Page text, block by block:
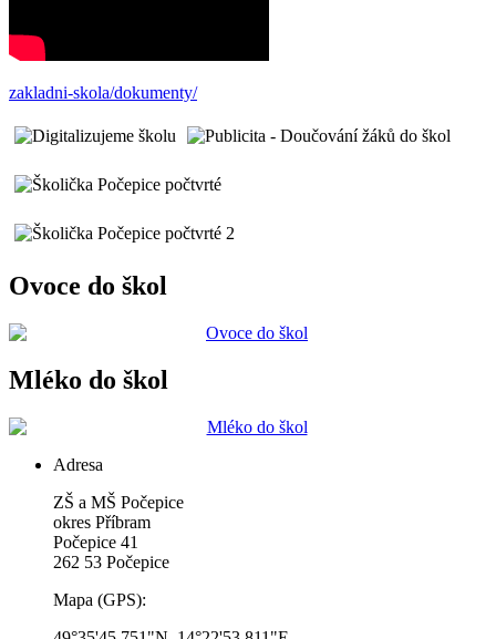
zakladni-skola/dokumenty/
Ovoce do škol
Mléko do škol
Adresa
ZŠ a MŠ Počepice
okres Příbram
Počepice 41
262 53 Počepice
Mapa (GPS):